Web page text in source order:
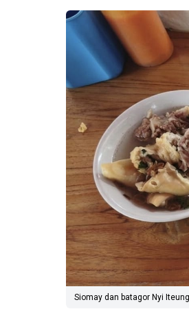
Siomay dan batagor Nyi